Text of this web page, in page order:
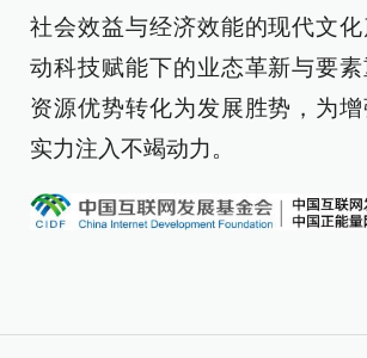
社会效益与经济效能的现代文
动科技赋能下的业态革新与要
资源优势转化为发展胜势，为
实力注入不竭动力。